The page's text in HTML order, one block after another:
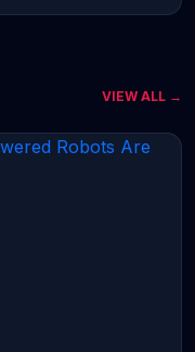
VIEW ALL →